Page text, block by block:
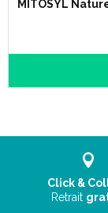
MITOSYL
Click &
Retrait